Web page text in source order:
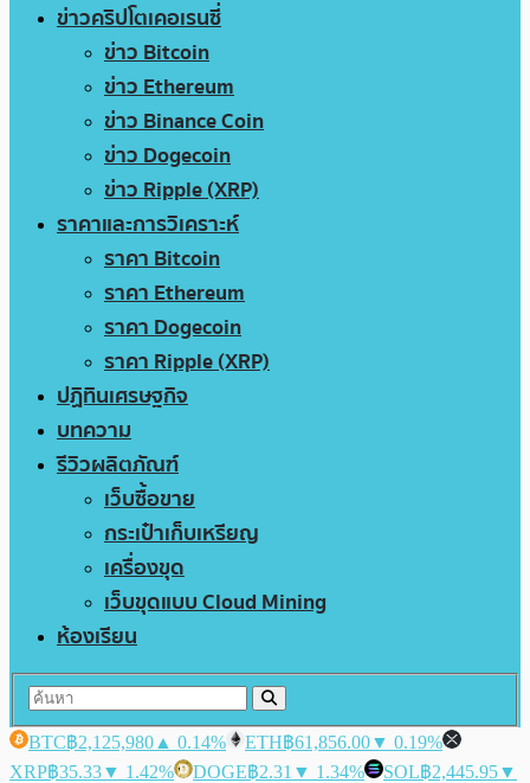
ข่าวคริปโตเคอเรนซี่
ข่าว Bitcoin
ข่าว Ethereum
ข่าว Binance Coin
ข่าว Dogecoin
ข่าว Ripple (XRP)
ราคาและการวิเคราะห์
ราคา Bitcoin
ราคา Ethereum
ราคา Dogecoin
ราคา Ripple (XRP)
ปฏิทินเศรษฐกิจ
บทความ
รีวิวผลิตภัณฑ์
เว็บซื้อขาย
กระเป๋าเก็บเหรียญ
เครื่องขุด
เว็บขุดแบบ Cloud Mining
ห้องเรียน
BTC฿2,125,980 ▲ 0.14% ETH฿61,856.00▼ 0.19%
XRP฿35.33▼ 1.42% DOGE฿2.31 ▼ 1.34% SOL฿2,445.95▼